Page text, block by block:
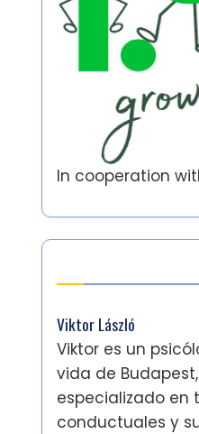
In cooperation
Viktor László
Viktor es un
vida de
especializado en
conductuales y